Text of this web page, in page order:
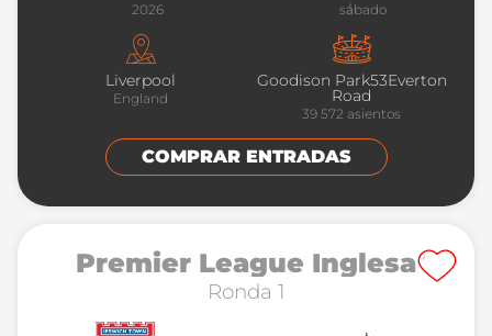
2026 sábado
Liverpool
England
Goodison Park53Everton
Road
39 572 asientos
COMPRAR ENTRADAS
Premier League Inglesa
Ronda 1